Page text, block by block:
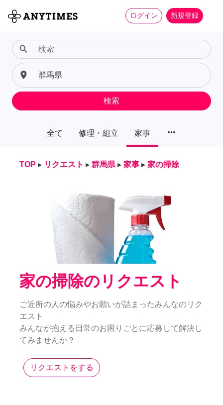
ログイン 新規登録
全て 修理・組立 家事 more_horiz
search
place
検索
TOP ▸ リクエスト ▸ 群馬県 ▸ 家事 ▸ 家の掃除
家の掃除のリクエスト
ご近所の人の悩みやお願いが詰まったみんなのリク
エスト
みんなが抱える日常のお困りごとに応募して解決し
てみませんか？
リクエストをする